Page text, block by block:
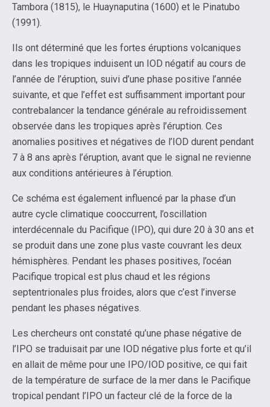
Tambora (1815), le Huaynaputina (1600) et le Pinatubo
(1991).
Ils ont déterminé que les fortes éruptions volcaniques
dans les tropiques induisent un IOD négatif au cours de
l’année de l’éruption, suivi d’une phase positive l’année
suivante, et que l’effet est suffisamment important pour
contrebalancer la tendance générale au refroidissement
observée dans les tropiques après l’éruption. Ces
anomalies positives et négatives de l’IOD durent pendant
7 à 8 ans après l’éruption, avant que le signal ne revienne
aux conditions antérieures à l’éruption.
Ce schéma est également influencé par la phase d’un
autre cycle climatique cooccurrent, l’oscillation
interdécennale du Pacifique (IPO), qui dure 20 à 30 ans et
se produit dans une zone plus vaste couvrant les deux
hémisphères. Pendant les phases positives, l’océan
Pacifique tropical est plus chaud et les régions
septentrionales plus froides, alors que c’est l’inverse
pendant les phases négatives.
Les chercheurs ont constaté qu’une phase négative de
l’IPO se traduisait par une IOD négative plus forte et qu’il
en allait de même pour une IPO/IOD positive, ce qui fait
de la température de surface de la mer dans le Pacifique
tropical pendant l’IPO un facteur clé de la force de la